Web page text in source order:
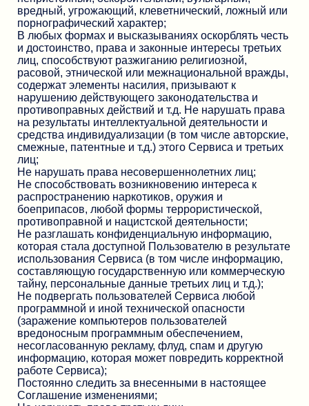
вредный, угрожающий, клеветнический, ложный или
порнографический характер;
В любых формах и высказываниях оскорблять честь
и достоинство, права и законные интересы третьих
лиц, способствуют разжиганию религиозной,
расовой, этнической или межнациональной вражды,
содержат элементы насилия, призывают к
нарушению действующего законодательства и
противоправных действий и т.д. Не нарушать права
на результаты интеллектуальной деятельности и
средства индивидуализации (в том числе авторские,
смежные, патентные и т.д.) этого Сервиса и третьих
лиц;
Не нарушать права несовершеннолетних лиц;
Не способствовать возникновению интереса к
распространению наркотиков, оружия и
боеприпасов, любой формы террористической,
противоправной и нацистской деятельности;
Не разглашать конфиденциальную информацию,
которая стала доступной Пользователю в результате
использования Сервиса (в том числе информацию,
составляющую государственную или коммерческую
тайну, персональные данные третьих лиц и т.д.);
Не подвергать пользователей Сервиса любой
программной и иной технической опасности
(заражение компьютеров пользователей
вредоносным программным обеспечением,
несогласованную рекламу, флуд, спам и другую
информацию, которая может повредить корректной
работе Сервиса);
Постоянно следить за внесенными в настоящее
Соглашение изменениями;